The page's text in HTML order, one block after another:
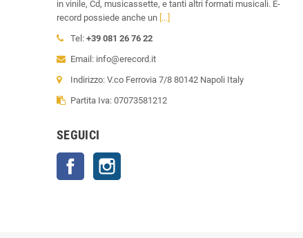
in vinile, Cd, musicassette, e tanti altri formati musicali. E-
record possiede anche un [...]
Tel: +39 081 26 76 22
Email: info@erecord.it
Indirizzo: V.co Ferrovia 7/8 80142 Napoli Italy
Partita Iva: 07073581212
SEGUICI
Facebook